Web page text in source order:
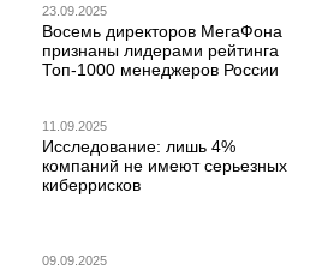
23.09.2025
Восемь директоров МегаФона
признаны лидерами рейтинга
Топ-1000 менеджеров России
11.09.2025
Исследование: лишь 4%
компаний не имеют серьезных
киберрисков
09.09.2025